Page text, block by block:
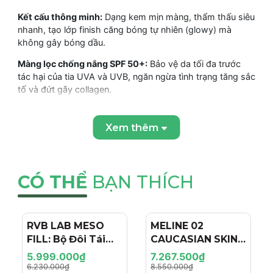
Kết cấu thông minh: Dạng kem mịn màng, thẩm thấu siêu
nhanh, tạo lớp finish căng bóng tự nhiên (glowy) mà
không gây bóng dầu.
Màng lọc chống nắng SPF 50+: Bảo vệ da tối đa trước
tác hại của tia UVA và UVB, ngăn ngừa tình trạng tăng sắc
tố và đứt gãy collagen.
hoàn hảo cho mọi tông da.
Glow Revival Day Cream SPF 50+
Tranexamic Acid:Hoạt chất "vàng" trong việc ức chế
tổng hợp melanin, giúp làm mờ thâm nám, dưỡng da
trắng sáng lâu dài và tái tạo nền da.
Niacinamide (Vitamin B3):
Cải thiện độ đàn hồi, làm thu
Xem thêm
CÓ THỂ BẠN THÍCH
- 4%
RVB LAB MESO
FILL: Bộ Đôi Tái
Tạo & Nâng Cơ
Chuyên Sâu - Hiệu
5.999.000₫
6.230.000₫
MELINE 02
CAUCASIAN SKIN
DAY/NIGHT / BỘ
ĐÔI TRỊ NÁM
7.267.500₫
8.550.000₫